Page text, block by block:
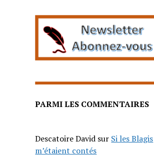
PARMI LES COMMENTAIRES
Descatoire David sur Si les Blagis
m’étaient contés